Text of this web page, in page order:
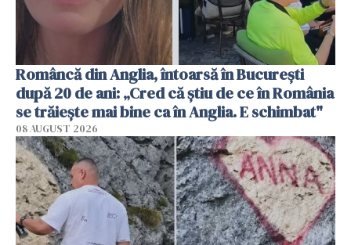
Româncă din Anglia, întoarsă în București
după 20 de ani: „Cred că știu de ce în România
se trăiește mai bine ca în Anglia. E schimbat"
08 AUGUST 2026